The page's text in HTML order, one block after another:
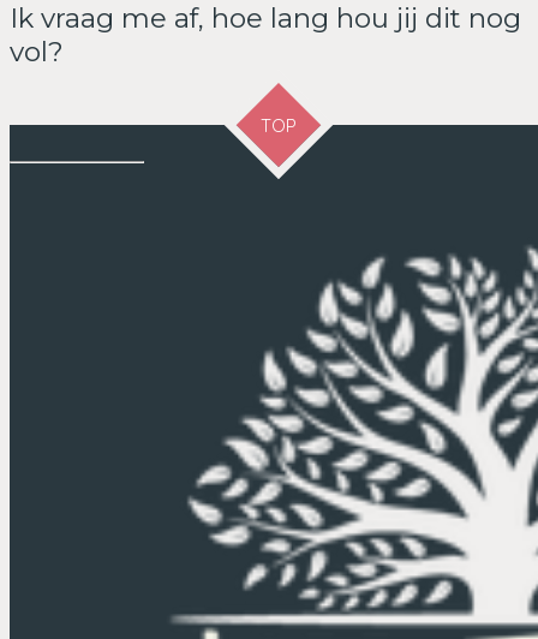
Ik vraag me af, hoe lang hou jij dit nog
vol?
TOP